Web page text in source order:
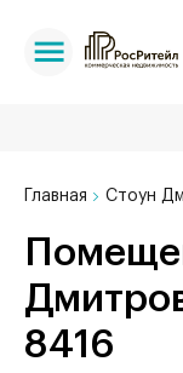
Главная Стоун
Помещение в БЦ Стоун
8416